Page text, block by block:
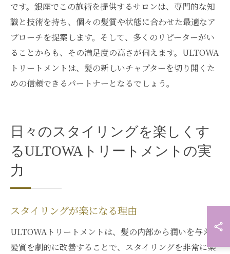
です。銀座でこの施術を提供するサロンは、専門的な知
識と技術を持ち、個々の髪質や状態に合わせた最適なア
プローチを提案します。そして、多くのリピーターがい
ることからも、その満足度の高さが伺えます。ULTOWA
トリートメントは、髪の新しいチャプターを切り開くた
めの信頼できるパートナーとなるでしょう。
日々のスタイリングを楽しくす
るULTOWAトリートメントの実
力
スタイリングが楽になる理由
ULTOWAトリートメントは、髪の内部から潤いを与え、
髪質を劇的に改善することで、スタイリングを非常に楽